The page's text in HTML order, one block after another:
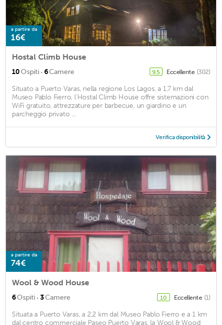
a partire da
16€
Hostal Climb House
10Ospiti · 6Camere 9,5 Eccellente (302)
Situato a Puerto Varas, nella regione Los Lagos, a 1,7 km dal
Museo Pablo Fierro, l'Hostal Climb House offre sistemazioni con
WiFi gratuito, attrezzature per barbecue, un giardino e un
parcheggio privato ...
Verifica disponibilità
a partire da
74€
Wool & Wood House
6Ospiti · 3Camere 10 Eccellente (1)
Situata a Puerto Varas, a 2,2 km dal Museo Pablo Fierro e a 1 km
dal centro commerciale Paseo Puerto Varas, la Wool & Wood